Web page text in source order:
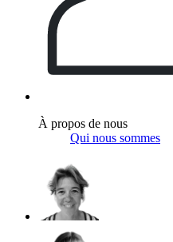
À propos de nous
Qui nous sommes